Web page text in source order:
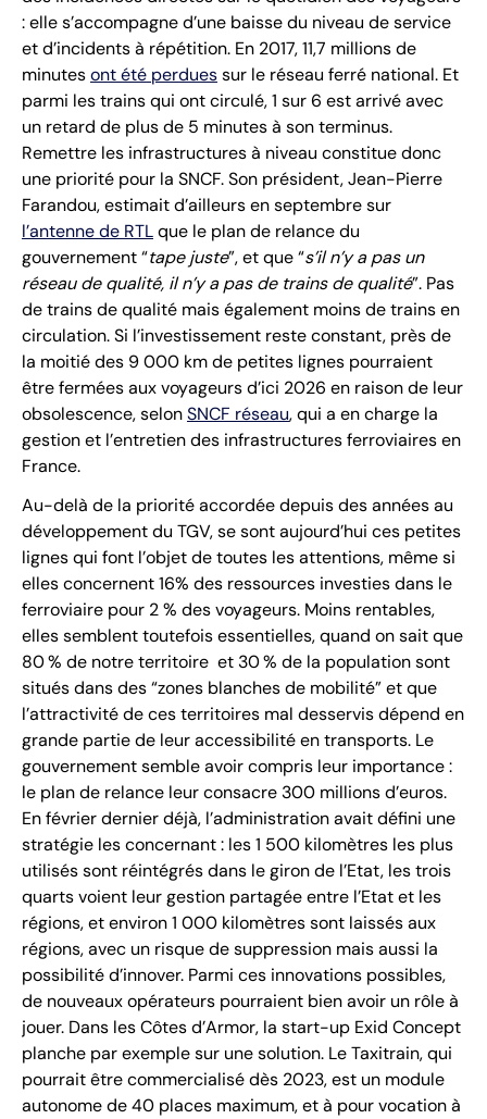
: elle s’accompagne d’une baisse du niveau de service
et d’incidents à répétition. En 2017, 11,7 millions de
minutesont été perduessur le réseau ferré national. Et
parmi les trains qui ont circulé, 1 sur 6 est arrivé avec
un retard de plus de 5 minutes à son terminus.
Remettre les infrastructures à niveau constitue donc
une priorité pour la SNCF. Son président, Jean-Pierre
Farandou, estimait d’ailleurs en septembre sur
l’antenne de RTLque le plan de relance du
gouvernement “tape juste”, et que “s’il n’y a pas un
réseau de qualité, il n’y a pas de trains de qualité”. Pas
de trains de qualité mais également moins de trains en
circulation. Si l’investissement reste constant, près de
la moitié des 9 000 km de petites lignes pourraient
être fermées aux voyageurs d’ici 2026 en raison de leur
obsolescence, selonSNCF réseau, qui a en charge la
gestion et l’entretien des infrastructures ferroviaires en
France.
Au-delà de la priorité accordée depuis des années au
développement du TGV, se sont aujourd’hui ces petites
lignes qui font l’objet de toutes les attentions, même si
elles concernent 16% des ressources investies dans le
ferroviaire pour 2 % des voyageurs. Moins rentables,
elles semblent toutefois essentielles, quand on sait que
80 % de notre territoire et 30 % de la population sont
situés dans des “zones blanches de mobilité” et que
l’attractivité de ces territoires mal desservis dépend en
grande partie de leur accessibilité en transports. Le
gouvernement semble avoir compris leur importance :
le plan de relance leur consacre 300 millions d’euros.
En février dernier déjà, l’administration avait défini une
stratégie les concernant : les 1 500 kilomètres les plus
utilisés sont réintégrés dans le giron de l’Etat, les trois
quarts voient leur gestion partagée entre l’Etat et les
régions, et environ 1 000 kilomètres sont laissés aux
régions, avec un risque de suppression mais aussi la
possibilité d’innover. Parmi ces innovations possibles,
de nouveaux opérateurs pourraient bien avoir un rôle à
jouer. Dans les Côtes d’Armor, la start-up Exid Concept
planche par exemple sur une solution. Le Taxitrain, qui
pourrait être commercialisé dès 2023, est un module
autonome de 40 places maximum, et à pour vocation à